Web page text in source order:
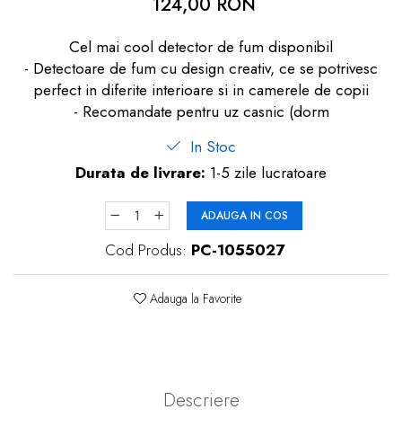
Produse îngrijire copii
Igiena copii
Cel mai cool detector de fum disponibil
- Detectoare de fum cu design creativ, ce se potrivesc
perfect in diferite interioare si in camerele de copii
- Recomandate pentru uz casnic (dorm
In Stoc
Durata de livrare: 1-5 zile lucratoare
ADAUGA IN COS
Cod Produs: PC-1055027
Adauga la Favorite
Descriere